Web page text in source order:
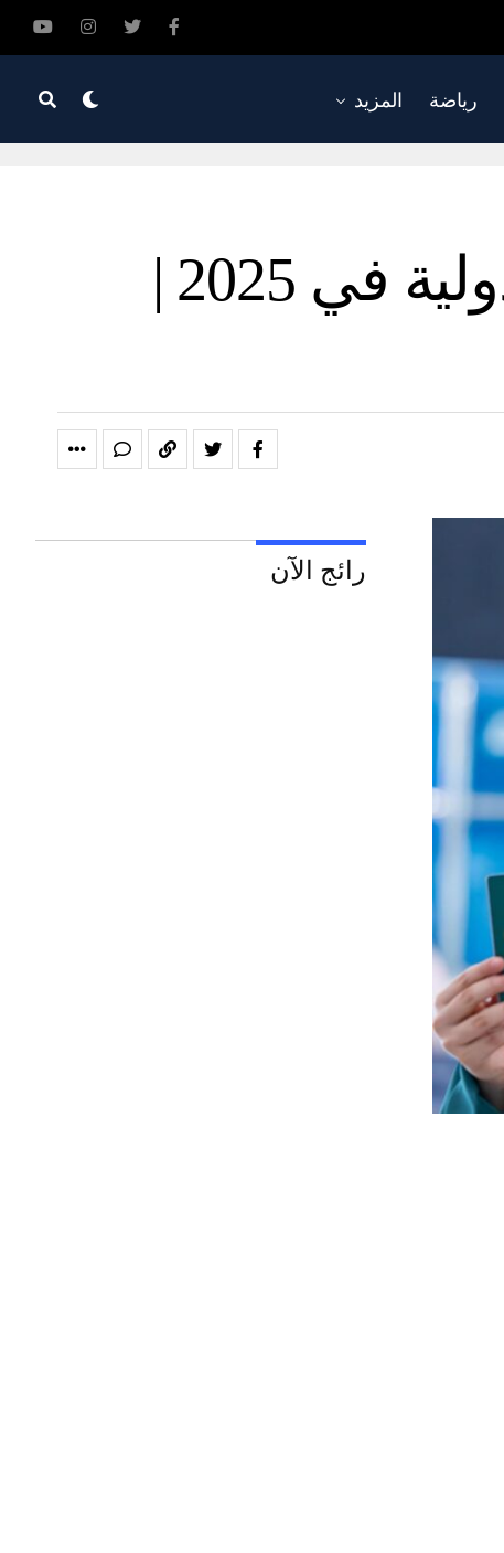
رياضة المزيد
موهوبو السعودية يحصدون 129 جائزة دولية في 2025 |
رائج الآن